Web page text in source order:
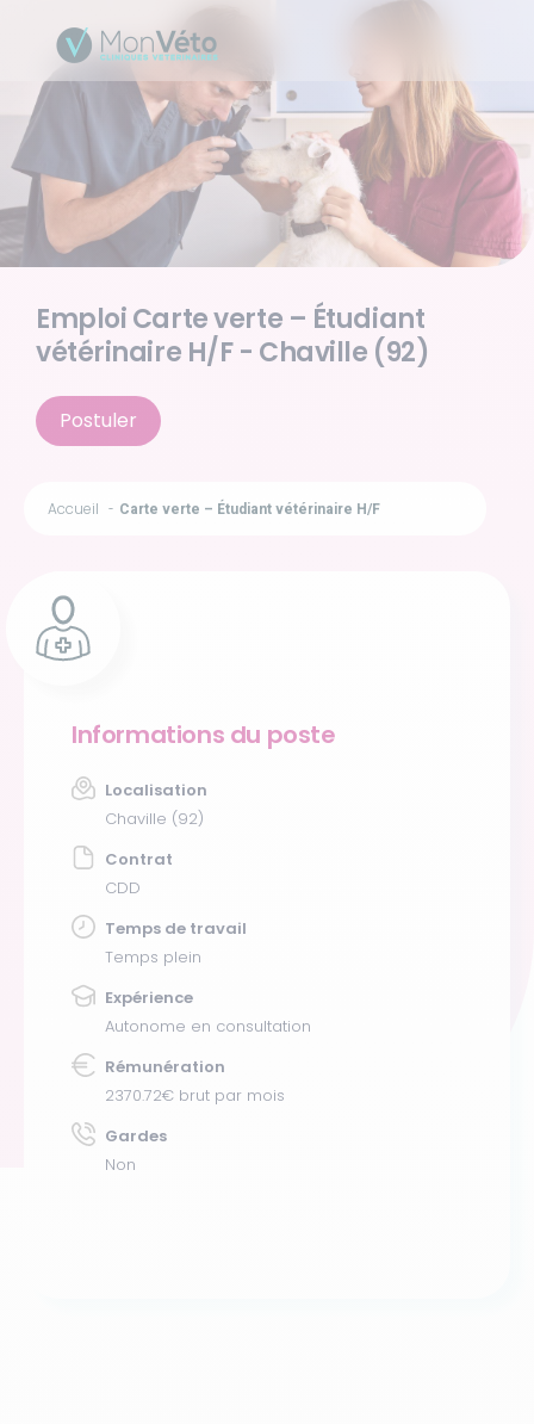
Emploi Carte verte – Étudiant
vétérinaire H/F - Chaville (92)
Postuler
Accueil Carte verte – Étudiant vétérinaire H/F
Informations du poste
Localisation
Chaville (92)
Contrat
CDD
Temps de travail
Temps plein
Expérience
Autonome en consultation
Rémunération
2370.72€ brut par mois
Gardes
Non